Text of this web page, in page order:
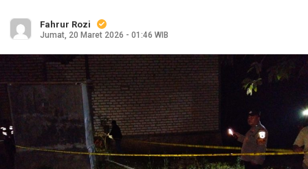
Fahrur Rozi
Jumat, 20 Maret 2026 - 01:46 WIB